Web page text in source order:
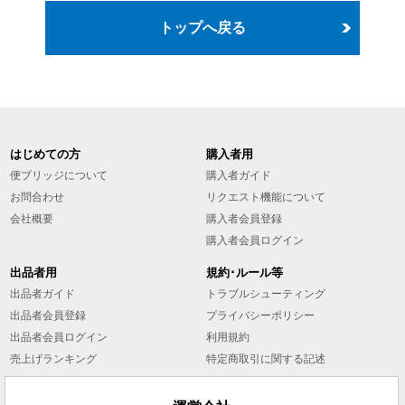
トップへ戻る
はじめての方
便ブリッジについて
お問合わせ
会社概要
購入者用
購入者ガイド
リクエスト機能について
購入者会員登録
購入者会員ログイン
出品者用
出品者ガイド
出品者会員登録
出品者会員ログイン
売上げランキング
規約･ルール等
トラブルシューティング
プライバシーポリシー
利用規約
特定商取引に関する記述